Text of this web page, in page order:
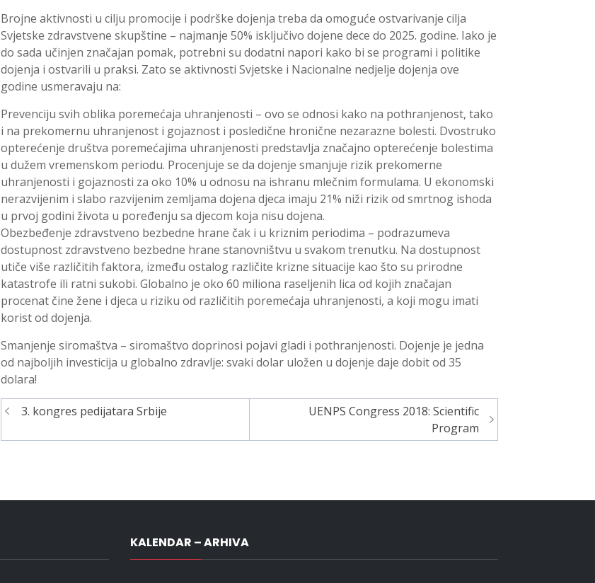
Brojne aktivnosti u cilju promocije i podrške dojenja treba da omoguće ostvarivanje cilja
Svjetske zdravstvene skupštine – najmanje 50% isključivo dojene dece do 2025. godine. Iako je
do sada učinjen značajan pomak, potrebni su dodatni napori kako bi se programi i politike
dojenja i ostvarili u praksi. Zato se aktivnosti Svjetske i Nacionalne nedjelje dojenja ove
godine usmeravaju na:
Prevenciju svih oblika poremećaja uhranjenosti – ovo se odnosi kako na pothranjenost, tako
i na prekomernu uhranjenost i gojaznost i posledične hronične nezarazne bolesti. Dvostruko
opterećenje društva poremećajima uhranjenosti predstavlja značajno opterećenje bolestima
u dužem vremenskom periodu. Procenjuje se da dojenje smanjuje rizik prekomerne
uhranjenosti i gojaznosti za oko 10% u odnosu na ishranu mlečnim formulama. U ekonomski
nerazvijenim i slabo razvijenim zemljama dojena djeca imaju 21% niži rizik od smrtnog ishoda
u prvoj godini života u poređenju sa djecom koja nisu dojena.
Obezbeđenje zdravstveno bezbedne hrane čak i u kriznim periodima – podrazumeva
dostupnost zdravstveno bezbedne hrane stanovništvu u svakom trenutku. Na dostupnost
utiče više različitih faktora, između ostalog različite krizne situacije kao što su prirodne
katastrofe ili ratni sukobi. Globalno je oko 60 miliona raseljenih lica od kojih značajan
procenat čine žene i djeca u riziku od različitih poremećaja uhranjenosti, a koji mogu imati
korist od dojenja.
Smanjenje siromaštva – siromaštvo doprinosi pojavi gladi i pothranjenosti. Dojenje je jedna
od najboljih investicija u globalno zdravlje: svaki dolar uložen u dojenje daje dobit od 35
dolara!
Navigacija
članaka
3. kongres pedijatara Srbije
UENPS Congress 2018: Scientific
Program
KALENDAR – ARHIVA